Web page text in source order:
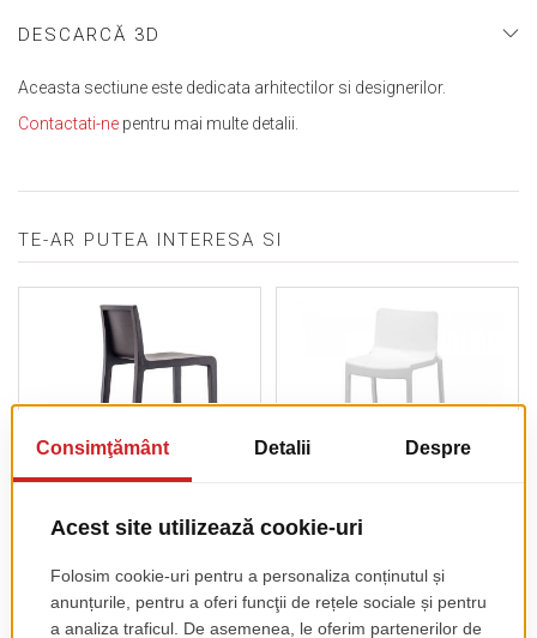
DESCARCĂ 3D
Aceasta sectiune este dedicata arhitectilor si designerilor.
Contactati-ne pentru mai multe detalii.
TE-AR PUTEA INTERESA SI